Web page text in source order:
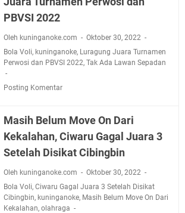
PBVSI 2022
Oleh kuninganoke.com
Oktober 30, 2022
Bola Voli, kuninganoke, Luragung Juara Turnamen
Perwosi dan PBVSI 2022, Tak Ada Lawan Sepadan
Posting Komentar
Masih Belum Move On Dari
Kekalahan, Ciwaru Gagal Juara 3
Setelah Disikat Cibingbin
Oleh kuninganoke.com
Oktober 30, 2022
Bola Voli, Ciwaru Gagal Juara 3 Setelah Disikat
Cibingbin, kuninganoke, Masih Belum Move On Dari
Kekalahan, olahraga